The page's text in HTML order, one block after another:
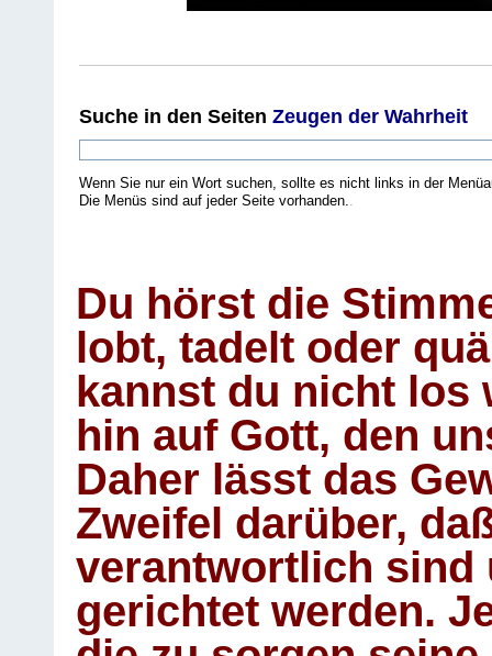
Suche in den Seiten Zeugen der Wahrheit
Wenn Sie nur ein Wort suchen, sollte es nicht links in der
Die Menüs sind auf jeder Seite vorhanden.
Du hörst die
lobt, tadelt oder
kannst du nicht los
hin auf Gott, den
Daher lässt das
Zweifel darüber,
verantwortlich sind
gerichtet werden.